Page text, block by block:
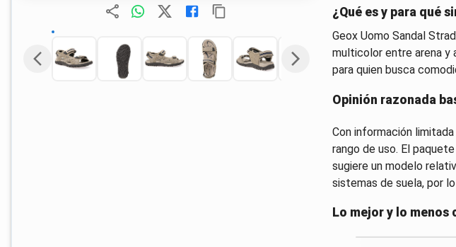
¿Qué es y para qué
Geox Uomo Sandal
multicolor entre arena y
para quien busca
Opinión razonada
Con información
rango de uso. El
sugiere un modelo
sistemas de suela, por
Lo mejor y lo menos